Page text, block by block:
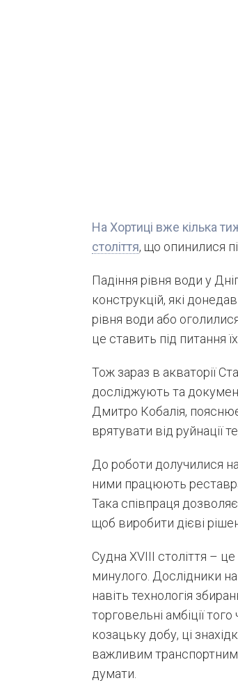
На Хортиці вже кілька
століття, що опинилися
Падіння рівня води у
конструкцій, які
рівня води або
це ставить під питання
Тож зараз в акваторії
досліджують та
Дмитро Кобалія,
врятувати від руйнації
До роботи долучилися
ними працюють
Така співпраця
щоб виробити дієві
Судна XVIII століття –
минулого. Дослідники
навіть технологія
торговельні амбіції
козацьку добу, ці
важливим транспортним
думати.